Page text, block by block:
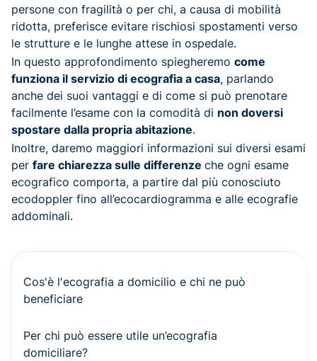
persone con fragilità o per chi, a causa di mobilità
ridotta, preferisce evitare rischiosi spostamenti verso
le strutture e le lunghe attese in ospedale.
In questo approfondimento spiegheremo come
funziona il servizio di ecografia a casa, parlando
anche dei suoi vantaggi e di come si può prenotare
facilmente l’esame con la comodità di non doversi
spostare dalla propria abitazione.
Inoltre, daremo maggiori informazioni sui diversi esami
per fare chiarezza sulle differenze che ogni esame
ecografico comporta, a partire dal più conosciuto
ecodoppler fino all’ecocardiogramma e alle ecografie
addominali.
Cos'è l'ecografia a domicilio e chi ne può
beneficiare
Per chi può essere utile un’ecografia
domiciliare?